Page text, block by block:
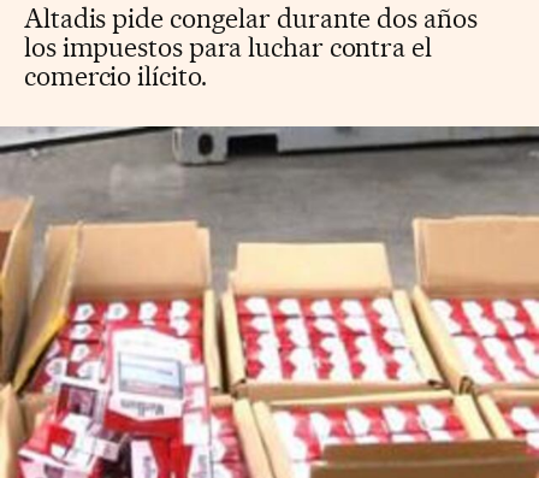
Altadis pide congelar durante dos años
los impuestos para luchar contra el
comercio ilícito.